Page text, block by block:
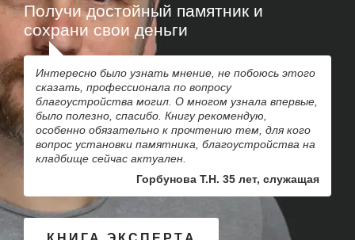
Получи достойный памятник и
сохрани свои деньги
Интересно было узнать мнение, не побоюсь этого
сказать, профессионала по вопросу
благоустройства могил. О многом узнала впервые,
было полезно, спасибо. Книгу рекомендую,
особенно обязательно к прочтению тем, для кого
вопрос установки памятника, благоустройства на
кладбище сейчас актуален.
Горбунова Т.Н. 35 лет, служащая